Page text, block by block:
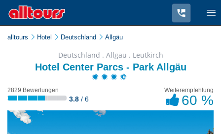
alltours Hotel Deutschland Allgäu
Deutschland . Allgäu . Leutkirch
Hotel Center Parcs - Park Allgäu
2829 Bewertungen
3.8 / 6
Weiterempfehlung
60 %